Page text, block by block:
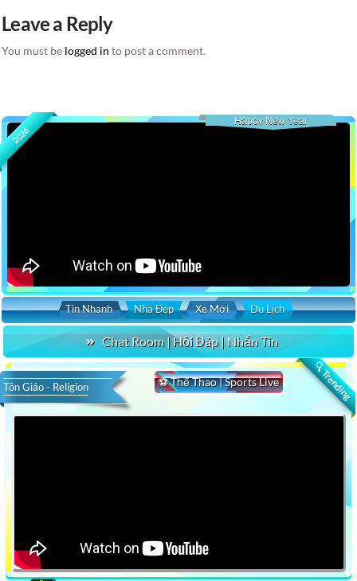
Leave a Reply
You must be logged in to post a comment.
2026
Happy New Year
Tin Nhanh Nhà Đẹp Xe Mới Du Lịch
Chat Room | Hỏi Đáp | Nhắn Tin
🔍 Trending
⚽ Thể Thao | Sports Live
Tôn Giáo - Religion